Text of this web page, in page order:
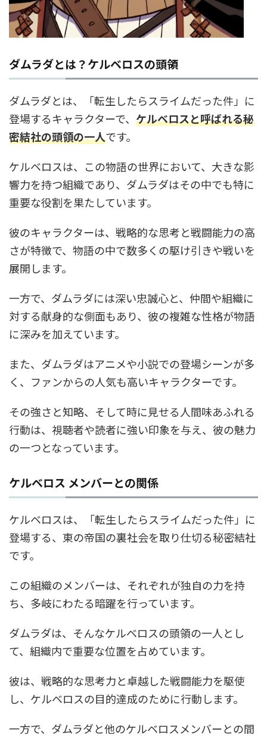
ダムラダとは？ケルベロスの頭領
ダムラダとは、「転生したらスライムだった件」に
登場するキャラクターで、 ケルベロスと呼ばれる秘
密結社の頭領の一人です。
ケルベロスは、この物語の世界において、大きな影
響力を持つ組織であり、ダムラダはその中でも特に
重要な役割を果たしています。
彼のキャラクターは、戦略的な思考と戦闘能力の高
さが特徴で、物語の中で数多くの駆け引きや戦いを
展開します。
一方で、ダムラダには深い忠誠心と、仲間や組織に
対する献身的な側面もあり、彼の複雑な性格が物語
に深みを加えています。
また、ダムラダはアニメや小説での登場シーンが多
く、ファンからの人気も高いキャラクターです。
その強さと知略、そして時に見せる人間味あふれる
行動は、視聴者や読者に強い印象を与え、彼の魅力
の一つとなっています。
ケルベロス メンバーとの関係
ケルベロスは、「転生したらスライムだった件」に
登場する、東の帝国の裏社会を取り仕切る秘密結社
です。
この組織のメンバーは、それぞれが独自の力を持
ち、多岐にわたる暗躍を行っています。
ダムラダは、そんなケルベロスの頭領の一人とし
て、組織内で重要な位置を占めています。
彼は、戦略的な思考力と卓越した戦闘能力を駆使
し、ケルベロスの目的達成のために行動します。
一方で、ダムラダと他のケルベロスメンバーとの間